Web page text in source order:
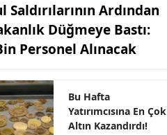
Saldırılarının Ardından
Düğmeye Bastı:
Personel Alınacak
Bu Hafta
Yatırımcısına En Çok
Altın Kazandırdı!